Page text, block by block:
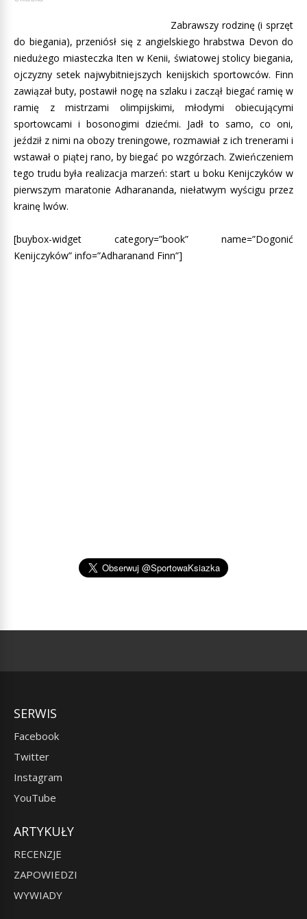
Zabrawszy rodzinę (i sprzęt
do biegania), przeniósł się z angielskiego hrabstwa Devon do
niedużego miasteczka Iten w Kenii, światowej stolicy biegania,
ojczyzny setek najwybitniejszych kenijskich sportowców. Finn
zawiązał buty, postawił nogę na szlaku i zaczął biegać ramię w
ramię z mistrzami olimpijskimi, młodymi obiecującymi
sportowcami i bosonogimi dziećmi. Jadł to samo, co oni,
jeździł z nimi na obozy treningowe, rozmawiał z ich trenerami i
wstawał o piątej rano, by biegać po wzgórzach. Zwieńczeniem
tego trudu była realizacja marzeń: start u boku Kenijczyków w
pierwszym maratonie Adharananda, niełatwym wyścigu przez
krainę lwów.
[buybox-widget category=”book” name=”Dogonić
Kenijczyków” info=”Adharanand Finn”]
SERWIS
Facebook
Twitter
Instagram
YouTube
ARTYKUŁY
RECENZJE
ZAPOWIEDZI
WYWIADY